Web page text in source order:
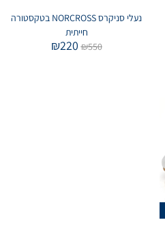
נעלי סניקרס NORCROSS בטקסטורה
חייתית
₪550
₪220